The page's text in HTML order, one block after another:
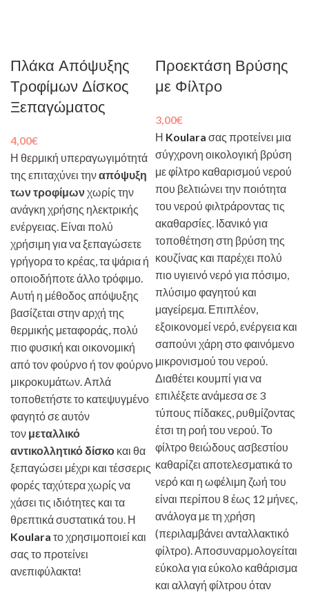
Πλάκα Απόψυξης
Τροφίμων Δίσκος
Ξεπαγώματος
4,00€
Η θερμική υπεραγωγιμότητά
της επιταχύνει τηναπόψυξη
των τροφίμωνχωρίς την
ανάγκη χρήσης ηλεκτρικής
ενέργειας. Είναι πολύ
χρήσιμη για να ξεπαγώσετε
γρήγορα το κρέας, τα ψάρια ή
οποιοδήποτε άλλο τρόφιμο.
Αυτή η μέθοδος απόψυξης
βασίζεται στην αρχή της
θερμικής μεταφοράς, πολύ
πιο φυσική και οικονομική
από τον φούρνο ή τον φούρνο
μικροκυμάτων. Απλά
τοποθετήστε το κατεψυγμένο
φαγητό σε αυτόν
τον μεταλλικό
αντικολλητικό δίσκο και θα
ξεπαγώσει μέχρι και τέσσερις
φορές ταχύτερα χωρίς να
χάσει τις ιδιότητες και τα
θρεπτικά συστατικά του. Η
Koulara το χρησιμοποιεί και
σας το προτείνει
ανεπιφύλακτα!
Προεκτάση Βρύσης
με Φίλτρο
3,00€
Η Koulara σας προτείνει μια
σύγχρονη οικολογική βρύση
με φίλτρο καθαρισμού νερού
που βελτιώνει την ποιότητα
του νερού φιλτράροντας τις
ακαθαρσίες. Ιδανικό για
τοποθέτηση στη βρύση της
κουζίνας και παρέχει πολύ
πιο υγιεινό νερό για πόσιμο,
πλύσιμο φαγητού και
μαγείρεμα. Επιπλέον,
εξοικονομεί νερό, ενέργεια και
σαπούνι χάρη στο φαινόμενο
μικρονισμού του νερού.
Διαθέτει κουμπί για να
επιλέξετε ανάμεσα σε 3
τύπους πίδακες, ρυθμίζοντας
έτσι τη ροή του νερού. Το
φίλτρο θειώδους ασβεστίου
καθαρίζει αποτελεσματικά το
νερό και η ωφέλιμη ζωή του
είναι περίπου 8 έως 12 μήνες,
ανάλογα με τη χρήση
(περιλαμβάνει ανταλλακτικό
φίλτρο). Αποσυναρμολογείται
εύκολα για εύκολο καθάρισμα
και αλλαγή φίλτρου όταν